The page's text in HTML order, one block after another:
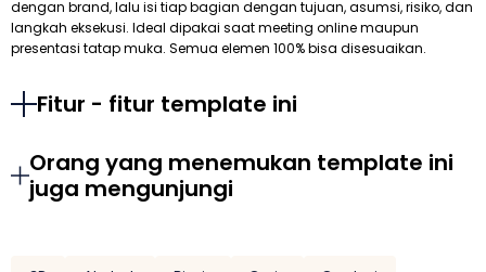
dengan brand, lalu isi tiap bagian dengan tujuan, asumsi, risiko, dan
langkah eksekusi. Ideal dipakai saat meeting online maupun
presentasi tatap muka. Semua elemen 100% bisa disesuaikan.
Fitur - fitur template ini
Orang yang menemukan template ini
juga mengunjungi